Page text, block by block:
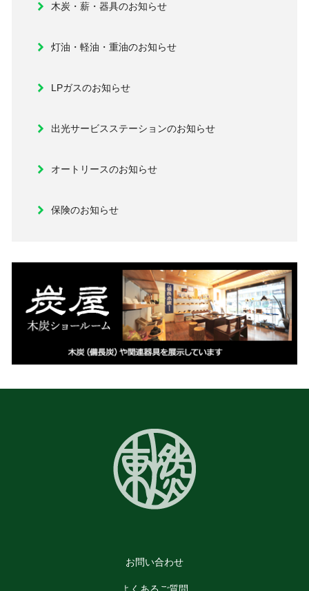
木炭・薪・器具のお知らせ
灯油・軽油・重油のお知らせ
LPガスのお知らせ
出光サービスステーションのお知らせ
オートリースのお知らせ
保険のお知らせ
お問い合わせ